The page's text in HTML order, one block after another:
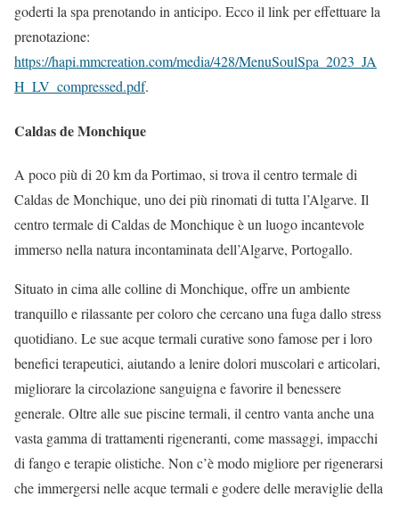
goderti la spa prenotando in anticipo. Ecco il link per effettuare la
prenotazione:
https://hapi.mmcreation.com/media/428/MenuSoulSpa_2023_JA
H_LV_compressed.pdf.
Caldas de Monchique
A poco più di 20 km da Portimao, si trova il centro termale di
Caldas de Monchique, uno dei più rinomati di tutta l’Algarve. Il
centro termale di Caldas de Monchique è un luogo incantevole
immerso nella natura incontaminata dell’Algarve, Portogallo.
Situato in cima alle colline di Monchique, offre un ambiente
tranquillo e rilassante per coloro che cercano una fuga dallo stress
quotidiano. Le sue acque termali curative sono famose per i loro
benefici terapeutici, aiutando a lenire dolori muscolari e articolari,
migliorare la circolazione sanguigna e favorire il benessere
generale. Oltre alle sue piscine termali, il centro vanta anche una
vasta gamma di trattamenti rigeneranti, come massaggi, impacchi
di fango e terapie olistiche. Non c’è modo migliore per rigenerarsi
che immergersi nelle acque termali e godere delle meraviglie della